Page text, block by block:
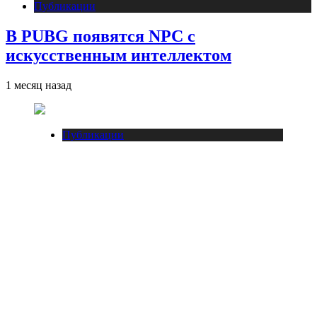
Публикации
В PUBG появятся NPC с
искусственным интеллектом
1 месяц назад
Публикации